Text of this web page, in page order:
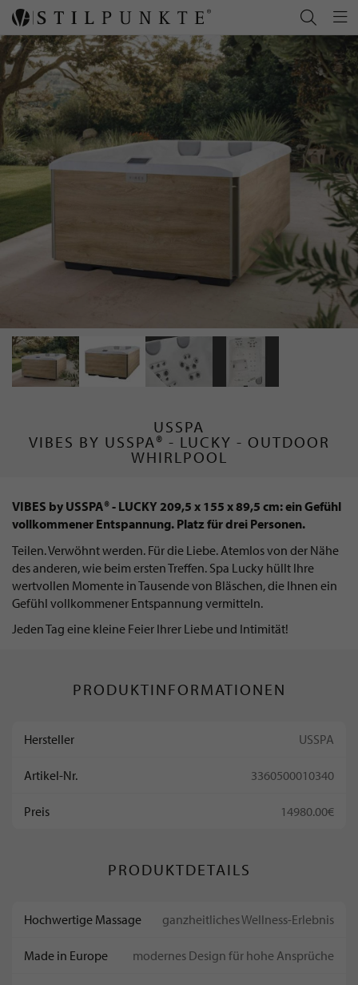
USSPA
VIBES BY USSPA® - LUCKY - OUTDOOR
WHIRLPOOL
VIBES by USSPA® - LUCKY 209,5 x 155 x 89,5 cm: ein Gefühl
vollkommener Entspannung. Platz für drei Personen.
Teilen. Verwöhnt werden. Für die Liebe. Atemlos von der Nähe
des anderen, wie beim ersten Treffen. Spa Lucky hüllt Ihre
wertvollen Momente in Tausende von Bläschen, die Ihnen ein
Gefühl vollkommener Entspannung vermitteln.
Jeden Tag eine kleine Feier Ihrer Liebe und Intimität!
PRODUKTINFORMATIONEN
Hersteller USSPA
Artikel-Nr. 3360500010340
Preis 14980.00€
PRODUKTDETAILS
Hochwertige Massage ganzheitliches Wellness-Erlebnis
Made in Europe modernes Design für hohe Ansprüche